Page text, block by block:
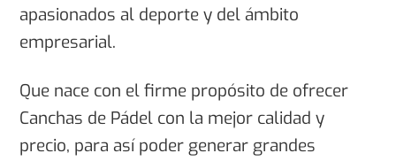
apasionados al deporte y del ámbito
empresarial.
Que nace con el firme propósito de ofrecer
Canchas de Pádel con la mejor calidad y
precio, para así poder generar grandes